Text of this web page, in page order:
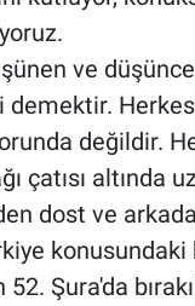
ve
demektir.
değildir.
çatısı altında
dost ve
52. Şura'da